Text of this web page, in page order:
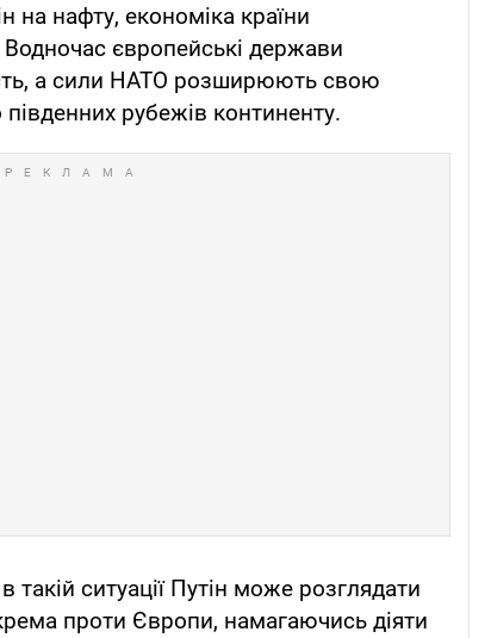
на нафту, економіка країни
європейські держави
а сили НАТО розширюють свою
південних рубежів континенту.
ситуації Путін може розглядати
проти Європи, намагаючись діяти